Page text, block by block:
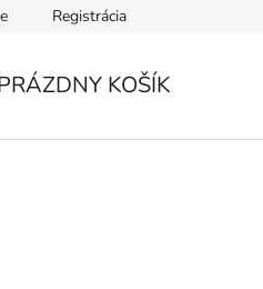
ochrany osobných údajov
Registrácia
KOŠÍK